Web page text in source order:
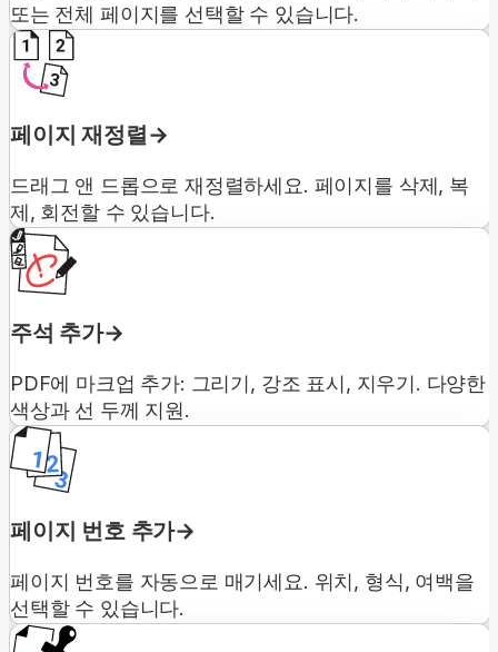
또는 전체 페이지를 선택할 수 있습니다.
페이지 재정렬
드래그 앤 드롭으로 재정렬하세요. 페이지를 삭제, 복
제, 회전할 수 있습니다.
주석 추가
PDF에 마크업 추가: 그리기, 강조 표시, 지우기. 다양한
색상과 선 두께 지원.
페이지 번호 추가
페이지 번호를 자동으로 매기세요. 위치, 형식, 여백을
선택할 수 있습니다.